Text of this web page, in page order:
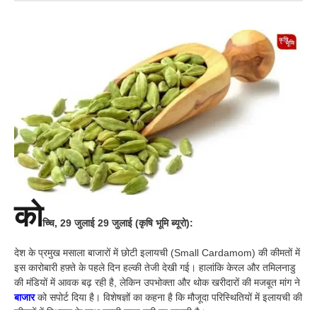
कोच्चि, 29 जुलाई 29 जुलाई (कृषि भूमि ब्यूरो):
देश के प्रमुख मसाला बाजारों में छोटी इलायची (Small Cardamom) की कीमतों में
इस कारोबारी हफ़्ते के पहले दिन हल्की तेजी देखी गई। हालांकि केरल और तमिलनाडु
की मंडियों में आवक बढ़ रही है, लेकिन उपभोक्ता और थोक खरीदारों की मजबूत मांग ने
बाजारको सपोर्ट दिया है। विशेषज्ञों का कहना है कि मौजूदा परिस्थितियों में इलायची की